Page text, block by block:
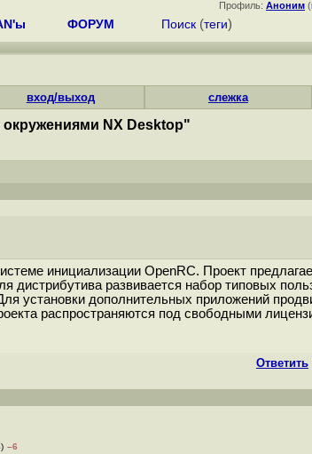
Профиль: Аноним (
ФОРУМ Поиск (теги)
вход/выход слежка
NX Desktop"
инициализации OpenRC. Проект
развивается набор типовых
установки дополнительных приложений
распространяются под свободными
Ответить
–6